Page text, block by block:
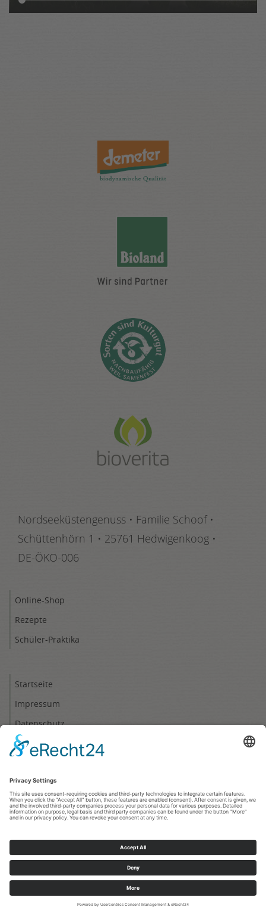
Nordseeküstengenuss • Familie Schoof •
Schüttenhörn 1 • 25761 Hedwigenkoog •
DE-ÖKO-006
Online-Shop
Rezepte
Schüler-Praktika
Startseite
Impressum
Datenschutz
Cookie-Einstellungen
oben